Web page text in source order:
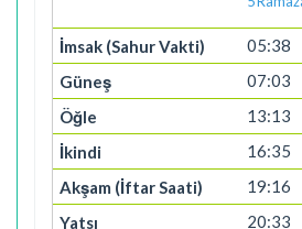
05:38
07:03
13:13
16:35
19:16
20:33